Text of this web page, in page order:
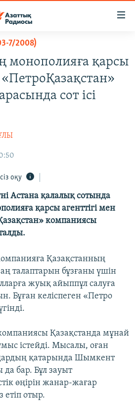
7/2008)
монополияға қарсы
«ПетроҚазақстан»
сот ісі
оқу
Астана қалалық сотында
қарсы агенттігі мен
компаниясы
Қазақстанның
талаптарын бұзғаны үшін
жуық айыппұл салуға
Бұған келіспеген «Петро
Қазақстанда мұнай
істейді. Мысалы, оған
қатарында Шымкент
бар. Бұл зауыт
өңірін жанар-жағар
отыр.